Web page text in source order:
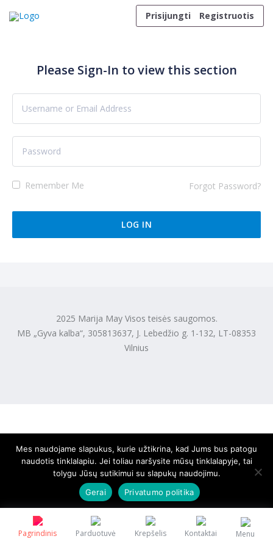
Prisijungti
Registruotis
Pagrindinis Parduotuvė Krepšelis Kontaktai Menu
Please Sign-In to view this section
Remember Me Forgot Password?
2025 Marija May Visos teisės saugomos.
MB „Gyva kalba“, 305813637, J. Lebedžio g. 1-132, LT-08353
Vilnius
Mes naudojame slapukus, kurie užtikrina, kad Jums bus patogu
naudotis tinklalapiu. Jei toliau naršysite mūsų tinklalapyje, tai
tolygu Jūsų sutikimui su slapukų naudojimu.
Gerai
Privatumo politika